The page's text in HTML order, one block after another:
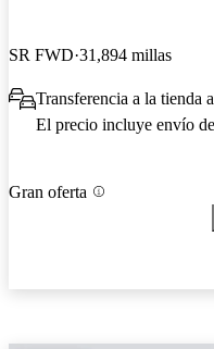
SR FWD 31,894 millas
Transferencia a la tienda
El precio incluye envío
Gran oferta